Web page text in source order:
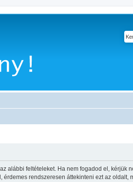
alábbi feltételeket. Ha nem fogadod el, kérjük
rendszeresen áttekinteni ezt az oldalt,